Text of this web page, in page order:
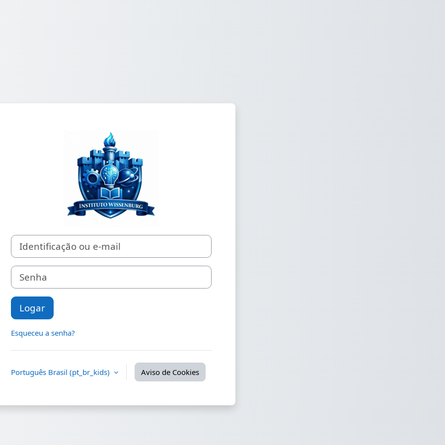
Logar em Pensamiento Matemático Aplicado a
Identificação ou e-mail
Senha
Logar
Esqueceu a senha?
Português Brasil ‎(pt_br_kids)‎ Aviso de Cookies